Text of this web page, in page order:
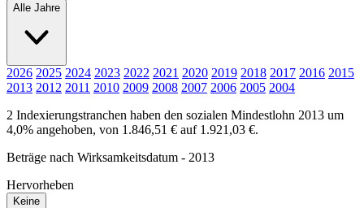
Alle Jahre
2026 2025 2024 2023 2022 2021 2020 2019 2018 2017 2016 2015
2013 2012 2011 2010 2009 2008 2007 2006 2005 2004
2 Indexierungstranchen haben den sozialen Mindestlohn 2013 um
4,0% angehoben, von 1.846,51 € auf 1.921,03 €.
Beträge nach Wirksamkeitsdatum - 2013
Hervorheben
Keine